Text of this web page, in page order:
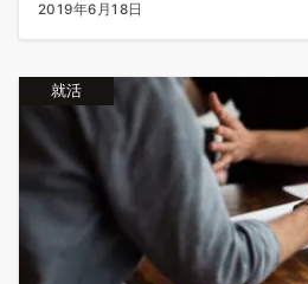
2019年6月18日
就活